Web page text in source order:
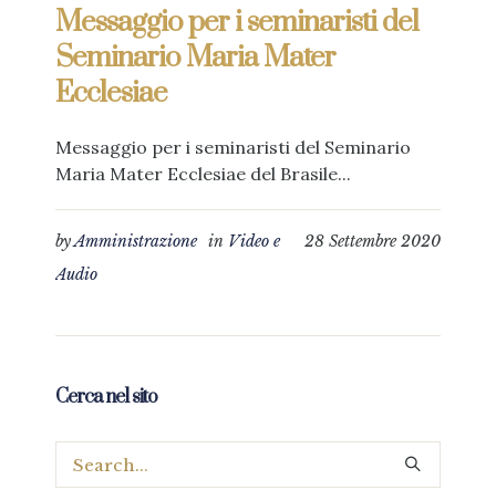
Messaggio per i seminaristi del
Seminario Maria Mater
Ecclesiae
Messaggio per i seminaristi del Seminario
Maria Mater Ecclesiae del Brasile...
28 Settembre 2020
byAmministrazione in Video e
Audio
Cerca nel sito